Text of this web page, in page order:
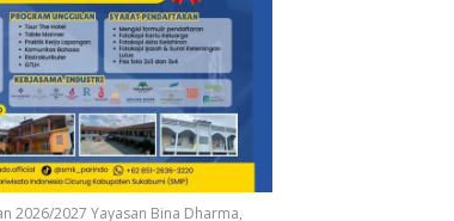
2026/2027 Yayasan Bina Dharma,